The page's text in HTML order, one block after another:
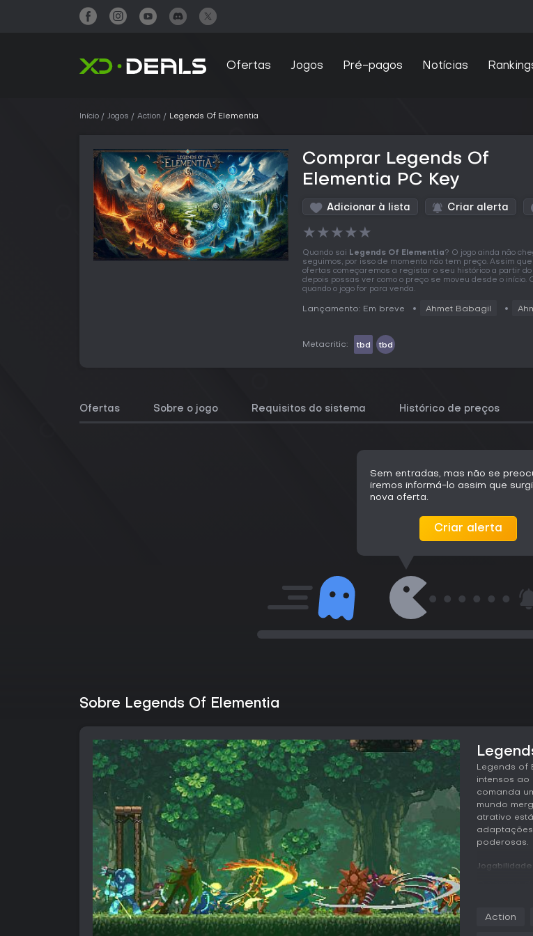
Ofertas Jogos Pré-pagos Notícias
Início Jogos Action Legends Of Elementia
Comprar Legends Of
Elementia PC Key
Adicionar à lista Criar alerta
★★★★★
Quando sai Legends Of Elementia? O jogo ainda não
seguimos, por isso de momento não tem preço. Assim
ofertas começaremos a registar o seu histórico a partir
depois possas ver como o preço se moveu desde o início.
quando o jogo for para venda.
Lançamento: Em breve Ahmet Babagil
Metacritic: tbd tbd
Ofertas Sobre o jogo Requisitos do sistema Histórico de preços
Sem entradas, mas não se
iremos informá-lo assim que
nova oferta.
Criar alerta
Sobre Legends Of Elementia
Legends of
intensos ao
comanda
mundo
atrativo
poderosas.
Jogabilidade
congelar
Action